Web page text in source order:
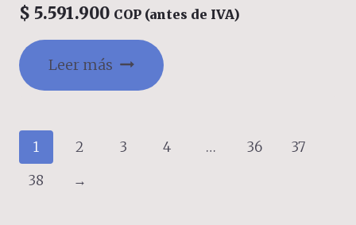
RTX 4060 8GB Windows 11 Home Color Gris.
$ 5.591.900 COP (antes de IVA)
Leer más
1 2 3 4 … 36
37
38
→